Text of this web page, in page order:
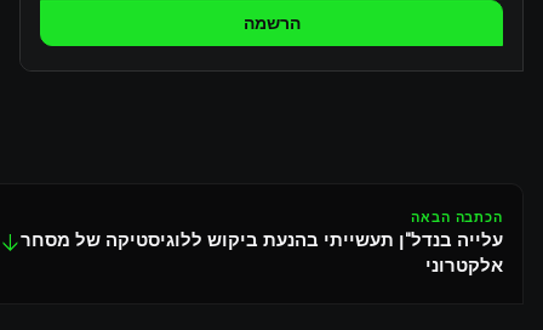
הרשמה
הכתבה הבאה
עלייה בנדל"ן תעשייתי בהנעת ביקוש ללוגיסטיקה של מסחר
אלקטרוני
↓